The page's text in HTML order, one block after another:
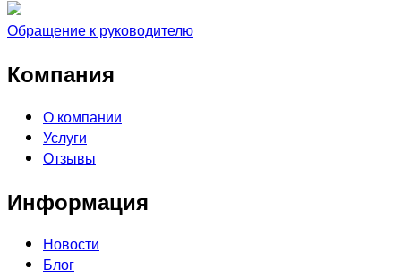
Обращение к руководителю
Компания
О компании
Услуги
Отзывы
Информация
Новости
Блог